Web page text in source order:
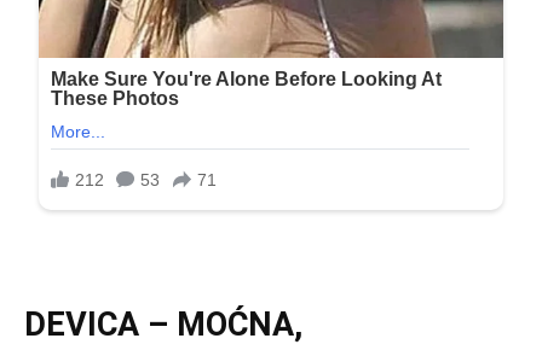
DEVICA – MOĆNA,